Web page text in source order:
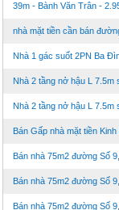
39m - Bành Văn Trân -
nhà mặt tiền cần bán
Nhà 1 gác suốt 2PN Ba
Nhà 2 tầng nở hậu L 7.5m
Nhà 2 tầng nở hậu L 7.5m
Bán Gấp nhà mặt tiền
Bán nhà 75m2 đường Số
Bán nhà 75m2 đường Số
Bán nhà 75m2 đường Số